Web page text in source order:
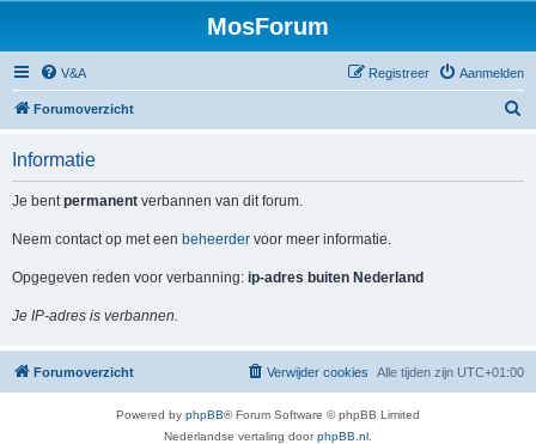
MosForum
V&A Aanmelden
Registreer
Forumoverzicht
Informatie
Je bentpermanent verbannen van dit forum.
Neem contact op met een beheerder voor meer informatie.
Opgegeven reden voor verbanning: ip-adres buiten Nederland
Je IP-adres is verbannen.
Forumoverzicht Alle tijden zijn UTC+01:00
Verwijder cookies
Powered by phpBB® Forum Software © phpBB Limited
Nederlandse vertaling doorphpBB.nl